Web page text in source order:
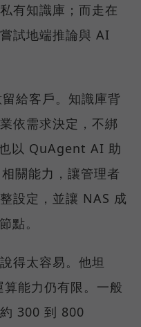
有知識庫；而走在
試地端推論與 AI
給客戶。知識庫背
依需求決定，不綁
以 QuAgent AI 助
關能力，讓管理者
設定，並讓 NAS 成
點。
得太容易。他坦
能力仍有限。一般
300 到 800